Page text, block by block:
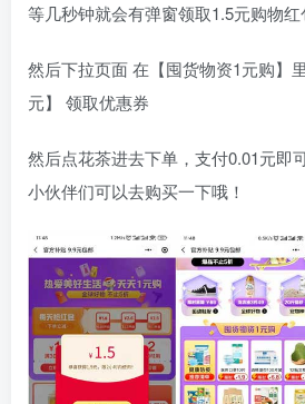
等几秒钟就会有弹窗领取1.5元购物红
然后下拉页面 在【囤货物资1元购】
元】 领取优惠券
然后点花茶进去下单，支付0.01元即
小伙伴们可以去购买一下哦！